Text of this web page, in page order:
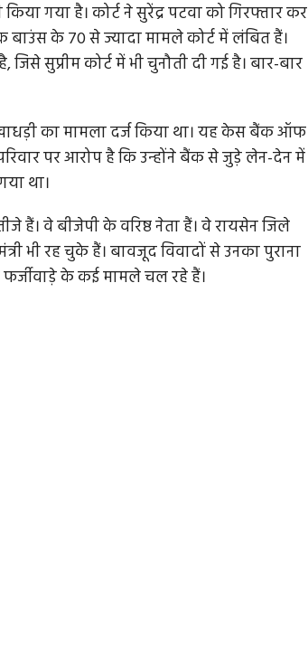
गया है। कोर्ट ने सुरेंद्र पटवा को गिरफ्तार कर
के 70 से ज्यादा मामले कोर्ट में लंबित हैं।
सुप्रीम कोर्ट में भी चुनौती दी गई है। बार-बार
का मामला दर्ज किया था। यह केस बैंक ऑफ
पर आरोप है कि उन्होंने बैंक से जुड़े लेन-देन में
था।
हैं। वे बीजेपी के वरिष्ठ नेता हैं। वे रायसेन जिले
भी रह चुके हैं। बावजूद विवादों से उनका पुराना
के कई मामले चल रहे हैं।